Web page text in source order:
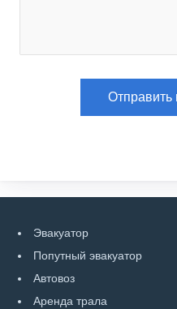
Эвакуатор
Попутный эвакуатор
Автовоз
Аренда трала